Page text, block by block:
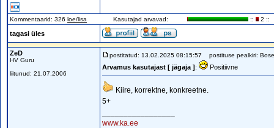
Kommentaarid: 326 loe/lisa Kasutajad arvavad: :: 2 ::
tagasi üles
ZeD
HV Guru
liitunud: 21.07.2006
postitatud: 13.02.2025 08:15:57 postituse pealkiri:
Arvamus kasutajast [ jägaja ]: Positiivne
Kiire, korrektne, konkreetne.
5+
www.ka.ee